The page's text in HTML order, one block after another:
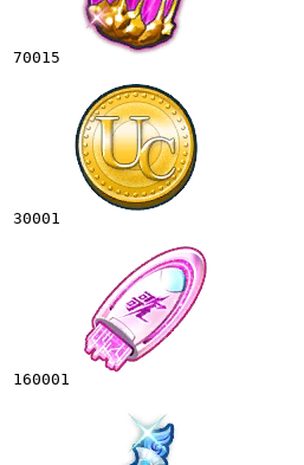
70015
30001
160001